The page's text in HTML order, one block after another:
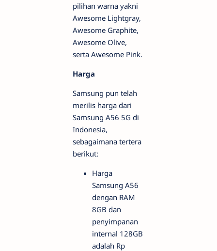
pilihan warna yakni
Awesome Lightgray,
Awesome Graphite,
Awesome Olive,
serta Awesome Pink.
Harga
Samsung pun telah
merilis harga dari
Samsung A56 5G di
Indonesia,
sebagaimana tertera
berikut:
Harga
Samsung A56
dengan RAM
8GB dan
penyimpanan
internal 128GB
adalah Rp